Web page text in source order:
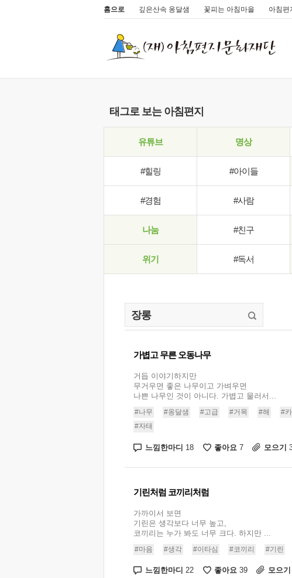
홈으로 깊은산속 옹달샘 꽃피는 아침마을 아침편
태그로 보는 아침편지
유튜브 명상
#힐링 #아이들
#경험 #사람
나눔 #친구
위기 #독서
가볍고 무른 오동나무
거듭 이야기하지만
무거우면 좋은 나무이고 가벼우면
나쁜 나무인 것이 아니다. 가볍고 물러서...
#나무 #옹달샘 #고급 #거목 #해 #카
#자태
느낌한마디 18 좋아요 7 모으기
기린처럼 코끼리처럼
가까이서 보면
기린은 생각보다 너무 높고,
코끼리는 누가 봐도 너무 크다. 하지만 ...
#마음 #생각 #이타심 #코끼리 #기린
느낌한마디 22 좋아요 39 모으기